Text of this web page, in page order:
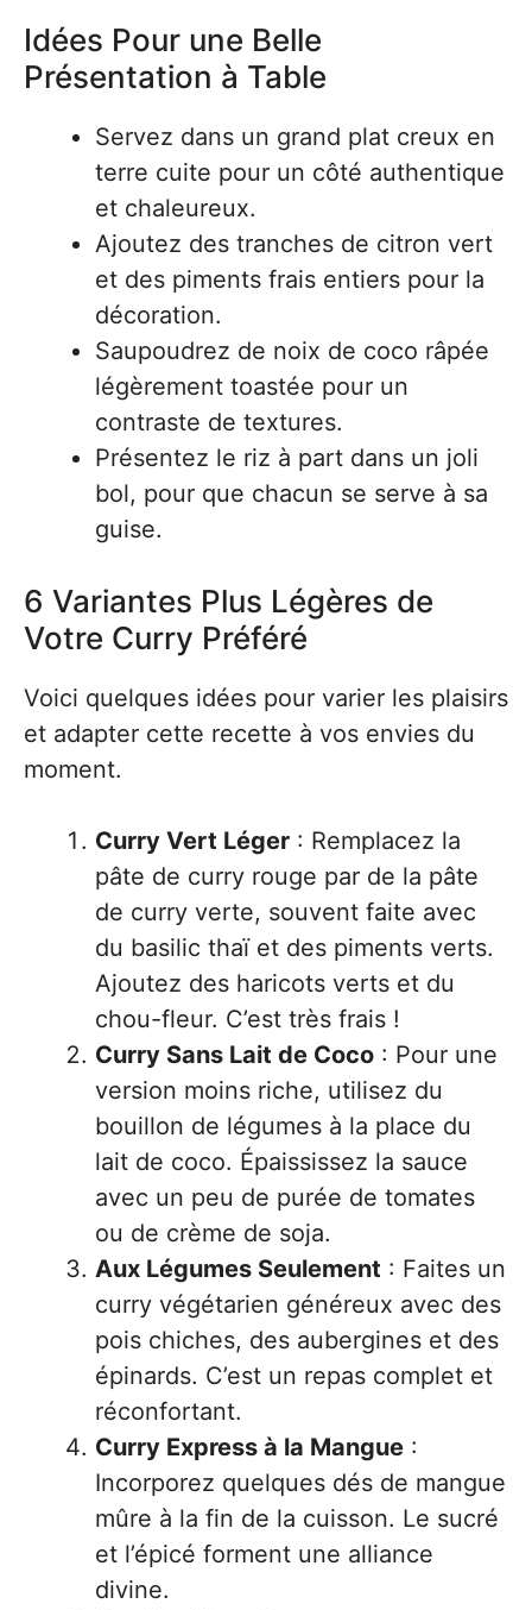
Idées Pour une Belle
Présentation à Table
Servez dans un grand plat creux en
terre cuite pour un côté authentique
et chaleureux.
Ajoutez des tranches de citron vert
et des piments frais entiers pour la
décoration.
Saupoudrez de noix de coco râpée
légèrement toastée pour un
contraste de textures.
Présentez le riz à part dans un joli
bol, pour que chacun se serve à sa
guise.
6 Variantes Plus Légères de
Votre Curry Préféré
Voici quelques idées pour varier les plaisirs
et adapter cette recette à vos envies du
moment.
Curry Vert Léger : Remplacez la
pâte de curry rouge par de la pâte
de curry verte, souvent faite avec
du basilic thaï et des piments verts.
Ajoutez des haricots verts et du
chou-fleur. C’est très frais !
Curry Sans Lait de Coco : Pour une
version moins riche, utilisez du
bouillon de légumes à la place du
lait de coco. Épaississez la sauce
avec un peu de purée de tomates
ou de crème de soja.
Aux Légumes Seulement : Faites un
curry végétarien généreux avec des
pois chiches, des aubergines et des
épinards. C’est un repas complet et
réconfortant.
Curry Express à la Mangue :
Incorporez quelques dés de mangue
mûre à la fin de la cuisson. Le sucré
et l’épicé forment une alliance
divine.